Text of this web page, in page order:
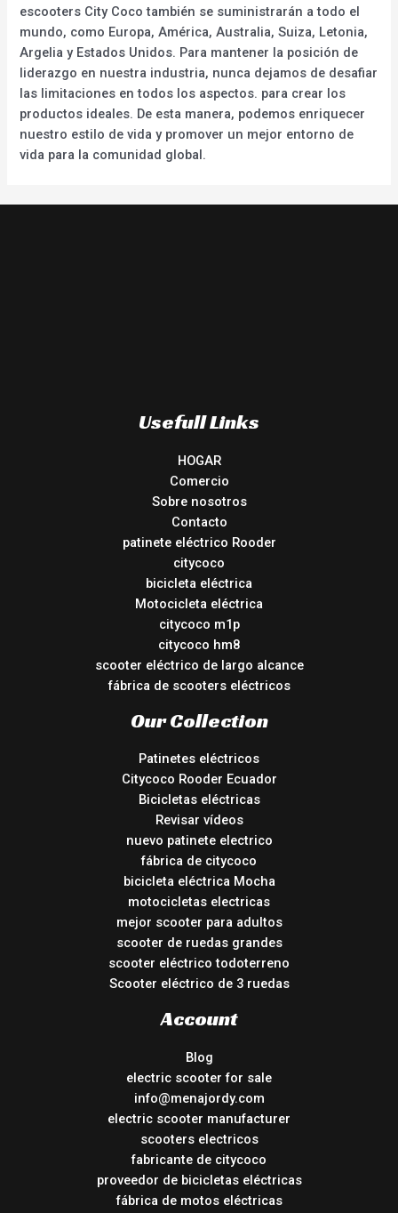
escooters City Coco también se suministrarán a todo el
mundo, como Europa, América, Australia, Suiza, Letonia,
Argelia y Estados Unidos. Para mantener la posición de
liderazgo en nuestra industria, nunca dejamos de desafiar
las limitaciones en todos los aspectos. para crear los
productos ideales. De esta manera, podemos enriquecer
nuestro estilo de vida y promover un mejor entorno de
vida para la comunidad global.
Usefull Links
HOGAR
Comercio
Sobre nosotros
Contacto
patinete eléctrico Rooder
citycoco
bicicleta eléctrica
Motocicleta eléctrica
citycoco m1p
citycoco hm8
scooter eléctrico de largo alcance
fábrica de scooters eléctricos
Our Collection
Patinetes eléctricos
Citycoco Rooder Ecuador
Bicicletas eléctricas
Revisar vídeos
nuevo patinete electrico
fábrica de citycoco
bicicleta eléctrica Mocha
motocicletas electricas
mejor scooter para adultos
scooter de ruedas grandes
scooter eléctrico todoterreno
Scooter eléctrico de 3 ruedas
Account
Blog
electric scooter for sale
info@menajordy.com
electric scooter manufacturer
scooters electricos
fabricante de citycoco
proveedor de bicicletas eléctricas
fábrica de motos eléctricas